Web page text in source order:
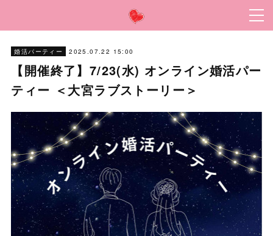
婚活パーティー 2025.07.22 15:00
【開催終了】7/23(水) オンライン婚活パー
ティー ＜大宮ラブストーリー＞